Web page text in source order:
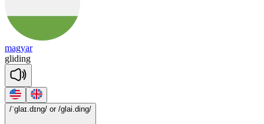
magyar
gliding
/ˈglaɪ.dɪng/ or /glai.ding/